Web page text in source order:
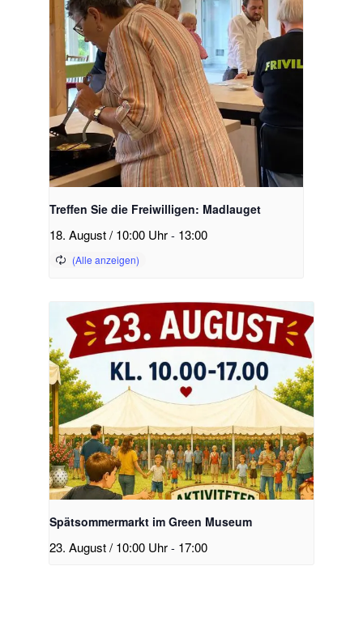
Treffen Sie die Freiwilligen: Madlauget
18. August / 10:00 Uhr- 13:00
Spätsommermarkt im Green Museum
23. August / 10:00 Uhr- 17:00